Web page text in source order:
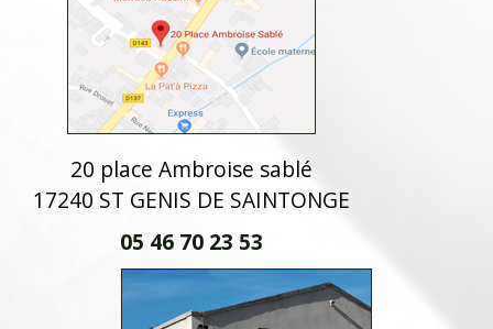
20 place Ambroise sablé
17240 ST GENIS DE SAINTONGE
05 46 70 23 53